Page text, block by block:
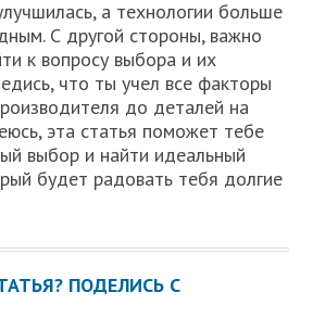
а технологии больше
С другой стороны, важно
к вопросу выбора и их
что ты учел все факторы
до деталей на
эта статья поможет тебе
выбор и найти идеальный
будет радовать тебя долгие
ПОДЕЛИСЬ С